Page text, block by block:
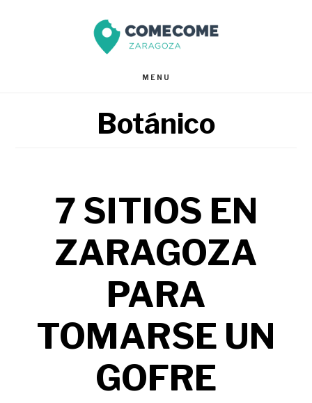
MENU
Botánico
7 SITIOS EN
ZARAGOZA
PARA
TOMARSE UN
GOFRE